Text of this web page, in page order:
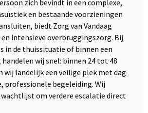
zich bevindt in een complexe,
en bestaande voorzieningen
biedt Zorg van Vandaag
intensieve overbruggingszorg. Bij
in de thuissituatie of binnen een
wij snel: binnen 24 tot 48
wij landelijk een veilige plek met dag
professionele begeleiding. Wij
om verdere escalatie direct